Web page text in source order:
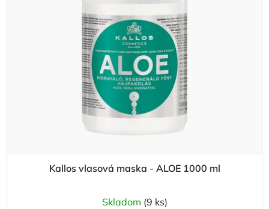
Kallos vlasová maska - ALOE 1000 ml
Skladom (9 ks)